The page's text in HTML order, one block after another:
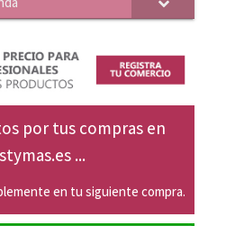
por tus compras en
...
en tu siguiente compra.